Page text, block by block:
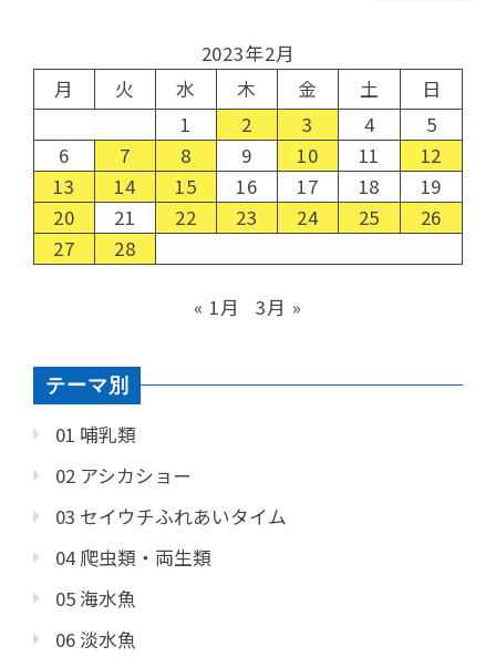
2023年2月
月
火 水 木 金 土
日
1
2 3 4
5
6
7 8 9 10 11
12
13
14 15 16 17 18
19
20
21 22 23 24 25
26
27
28
« 1月 3月 »
テーマ別
01 哺乳類
02 アシカショー
03 セイウチふれあいタイム
04 爬虫類・両生類
05 海水魚
06 淡水魚